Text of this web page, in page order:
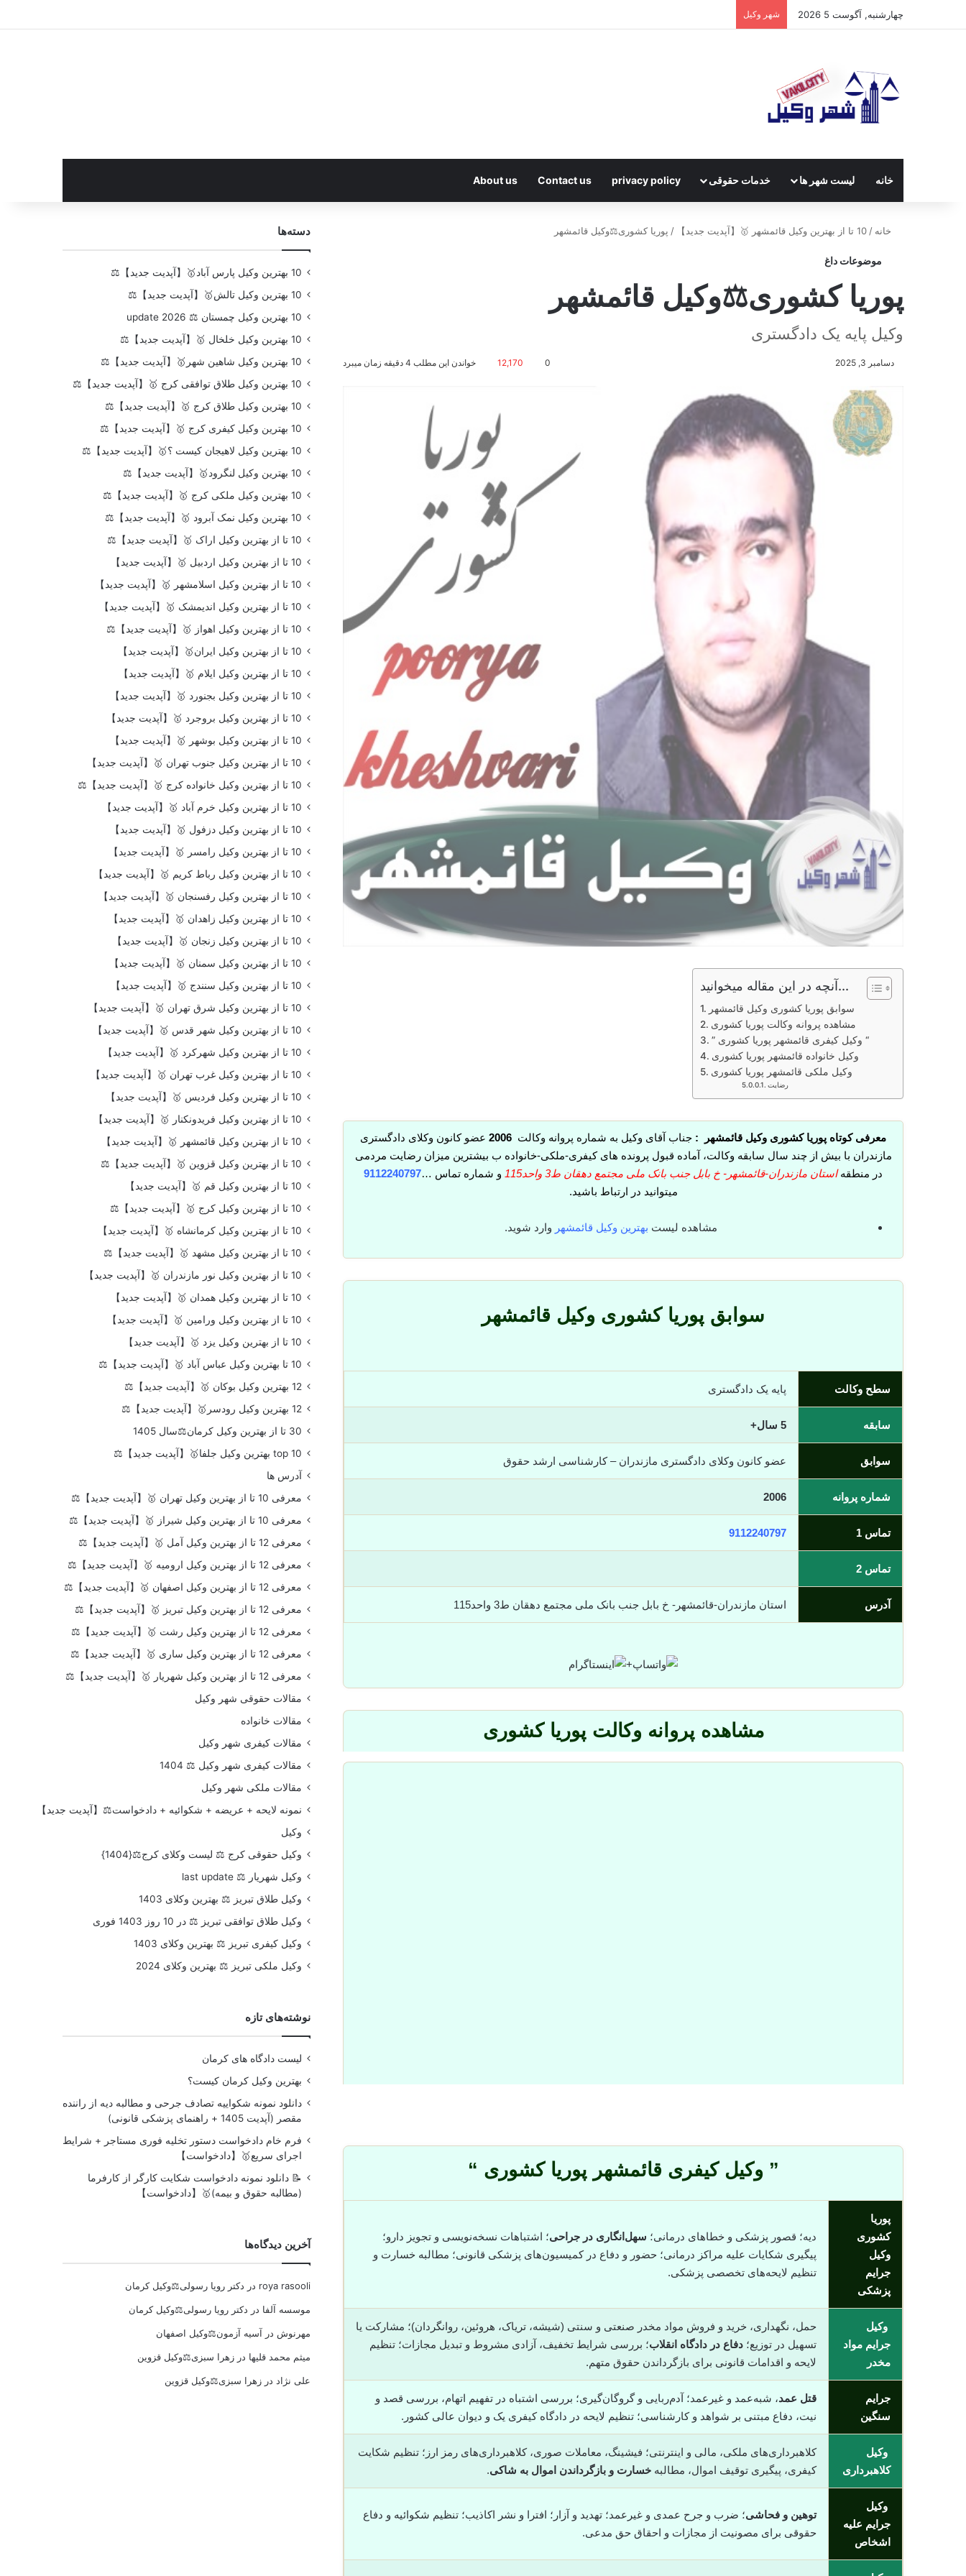
چهارشنبه, آگوست 5 2026 شهر وکیل
خانه لیست شهر ها خدمات حقوقی privacy policy
Contact us
About us
خانه / 10 تا از بهترین وکیل قائمشهر 🥇【آپدیت جدید】 / پوریا کشوری⚖️وکیل قائمشهر
موضوعات داغ
پوریا کشوری⚖️وکیل قائمشهر
وکیل پایه یک دادگستری
دسامبر 3, 2025 0
12,170 خواندن این مطلب 4 دقیقه زمان میبرد
آنچه در این مقاله میخوانید...
سوابق پوریا کشوری وکیل قائمشهر
مشاهده پروانه وکالت پوریا کشوری
” وکیل کیفری قائمشهر پوریا کشوری “
وکیل خانواده قائمشهر پوریا کشوری
وکیل ملکی قائمشهر پوریا کشوری
رضایت
معرفی کوتاه پوریا کشوری وکیل قائمشهر : جناب آقای وکیل به شماره پروانه وکالت 2006 عضو کانون وکلای دادگستری
مازندران با بیش از چند سال سابقه وکالت، آماده قبول پرونده های کیفری-ملکی-خانواده ب بیشترین میزان رضایت مردمی
در منطقهاستان مازندران-قائمشهر- خ بابل جنب بانک ملی مجتمع دهقان ط3 واحد115 و شماره تماس …9112240797
میتوانید در ارتباط باشید.
مشاهده لیست بهترین وکیل قائمشهر وارد شوید.
سوابق پوریا کشوری وکیل قائمشهر
سطح وکالت پایه یک دادگستری
سابقه 5 سال+
سوابق عضو کانون وکلای دادگستری مازندران – کارشناسی ارشد حقوق
شماره پروانه 2006
تماس 1 9112240797
تماس 2
آدرس استان مازندران-قائمشهر- خ بابل جنب بانک ملی مجتمع دهقان ط3 واحد115
+
مشاهده پروانه وکالت پوریا کشوری
” وکیل کیفری قائمشهر پوریا کشوری “
پوریا
کشوری
وکیل
جرایم
پزشکی
دیه؛ قصور پزشکی و خطاهای درمانی؛ سهل‌انگاری در جراحی؛ اشتباهات نسخه‌نویسی و تجویز دارو؛
پیگیری شکایات علیه مراکز درمانی؛ حضور و دفاع در کمیسیون‌های پزشکی قانونی؛ مطالبه خسارت و
تنظیم لایحه‌های تخصصی پزشکی.
وکیل
جرایم مواد
مخدر
حمل، نگهداری، خرید و فروش مواد مخدر صنعتی و سنتی (شیشه، تریاک، هروئین، روانگردان)؛ مشارکت یا
تسهیل در توزیع؛ دفاع در دادگاه انقلاب؛ بررسی شرایط تخفیف، آزادی مشروط و تبدیل مجازات؛ تنظیم
لایحه و اقدامات قانونی برای بازگرداندن حقوق متهم.
جرایم
سنگین
قتل عمد، شبه‌عمد و غیرعمد؛ آدم‌ربایی و گروگان‌گیری؛ بررسی اشتباه در تفهیم اتهام، بررسی قصد و
نیت، دفاع مبتنی بر شواهد و کارشناسی؛ تنظیم لایحه در دادگاه کیفری یک و دیوان عالی کشور.
وکیل
کلاهبرداری
کلاهبرداری‌های ملکی، مالی و اینترنتی؛ فیشینگ، معاملات صوری، کلاهبرداری‌های رمز ارز؛ تنظیم شکایت
کیفری، پیگیری توقیف اموال، مطالبه خسارت و بازگرداندن اموال به شاکی.
وکیل
جرایم علیه
اشخاص
توهین و فحاشی؛ ضرب و جرح عمدی و غیرعمد؛ تهدید و آزار؛ افترا و نشر اکاذیب؛ تنظیم شکوائیه و دفاع
حقوقی برای مصونیت از مجازات و احقاق حق مدعی.
دسته‌ها
10 بهترین وکیل پارس آباد🥇【آپدیت جدید】⚖️
10 بهترین وکیل تالش🥇【آپدیت جدید】⚖️
10 بهترین وکیل چمستان ⚖️ update 2026
10 بهترین وکیل خلخال 🥇【آپدیت جدید】⚖️
10 بهترین وکیل شاهین شهر🥇【آپدیت جدید】⚖️
10 بهترین وکیل طلاق توافقی کرج 🥇【آپدیت جدید】⚖️
10 بهترین وکیل طلاق کرج 🥇【آپدیت جدید】⚖️
10 بهترین وکیل کیفری کرج 🥇【آپدیت جدید】⚖️
10 بهترین وکیل لاهیجان کیست ؟🥇【آپدیت جدید】⚖️
10 بهترین وکیل لنگرود🥇【آپدیت جدید】⚖️
10 بهترین وکیل ملکی کرج 🥇【آپدیت جدید】⚖️
10 بهترین وکیل نمک آبرود 🥇【آپدیت جدید】⚖️
10 تا از بهترین وکیل اراک 🥇【آپدیت جدید】⚖️
10 تا از بهترین وکیل اردبیل 🥇【آپدیت جدید】
10 تا از بهترین وکیل اسلامشهر 🥇【آپدیت جدید】
10 تا از بهترین وکیل اندیمشک 🥇【آپدیت جدید】
10 تا از بهترین وکیل اهواز 🥇【آپدیت جدید】⚖️
10 تا از بهترین وکیل ایران🥇【آپدیت جدید】
10 تا از بهترین وکیل ایلام 🥇【آپدیت جدید】
10 تا از بهترین وکیل بجنورد 🥇【آپدیت جدید】
10 تا از بهترین وکیل بروجرد 🥇【آپدیت جدید】
10 تا از بهترین وکیل بوشهر 🥇【آپدیت جدید】
10 تا از بهترین وکیل جنوب تهران 🥇【آپدیت جدید】
10 تا از بهترین وکیل خانواده کرج 🥇【آپدیت جدید】⚖️
10 تا از بهترین وکیل خرم آباد 🥇【آپدیت جدید】
10 تا از بهترین وکیل دزفول 🥇【آپدیت جدید】
10 تا از بهترین وکیل رامسر 🥇【آپدیت جدید】
10 تا از بهترین وکیل رباط کریم 🥇【آپدیت جدید】
10 تا از بهترین وکیل رفسنجان 🥇【آپدیت جدید】
10 تا از بهترین وکیل زاهدان 🥇【آپدیت جدید】
10 تا از بهترین وکیل زنجان 🥇【آپدیت جدید】
10 تا از بهترین وکیل سمنان 🥇【آپدیت جدید】
10 تا از بهترین وکیل سنندج 🥇【آپدیت جدید】
10 تا از بهترین وکیل شرق تهران 🥇【آپدیت جدید】
10 تا از بهترین وکیل شهر قدس 🥇【آپدیت جدید】
10 تا از بهترین وکیل شهرکرد 🥇【آپدیت جدید】
10 تا از بهترین وکیل غرب تهران 🥇【آپدیت جدید】
10 تا از بهترین وکیل فردیس 🥇【آپدیت جدید】
10 تا از بهترین وکیل فریدونکنار 🥇【آپدیت جدید】
10 تا از بهترین وکیل قائمشهر 🥇【آپدیت جدید】
10 تا از بهترین وکیل قزوین 🥇【آپدیت جدید】⚖️
10 تا از بهترین وکیل قم 🥇【آپدیت جدید】
10 تا از بهترین وکیل کرج 🥇【آپدیت جدید】⚖️
10 تا از بهترین وکیل کرمانشاه 🥇【آپدیت جدید】
10 تا از بهترین وکیل مشهد 🥇【آپدیت جدید】⚖️
10 تا از بهترین وکیل نور مازندران 🥇【آپدیت جدید】
10 تا از بهترین وکیل همدان 🥇【آپدیت جدید】
10 تا از بهترین وکیل ورامین 🥇【آپدیت جدید】
10 تا از بهترین وکیل یزد 🥇【آپدیت جدید】
10 تا بهترین وکیل عباس آباد 🥇【آپدیت جدید】⚖️
12 بهترین وکیل بوکان 🥇【آپدیت جدید】⚖️
12 بهترین وکیل رودسر🥇【آپدیت جدید】⚖️
30 تا از بهترین وکیل کرمان⚖️سال 1405
top 10 بهترین وکیل جلفا🥇【آپدیت جدید】⚖️
آدرس ها
معرفی 10 تا از بهترین وکیل تهران 🥇【آپدیت جدید】⚖️
معرفی 10 تا از بهترین وکیل شیراز 🥇【آپدیت جدید】⚖️
معرفی 12 تا از بهترین وکیل آمل 🥇【آپدیت جدید】⚖️
معرفی 12 تا از بهترین وکیل ارومیه 🥇【آپدیت جدید】⚖️
معرفی 12 تا از بهترین وکیل اصفهان 🥇【آپدیت جدید】⚖️
معرفی 12 تا از بهترین وکیل تبریز 🥇【آپدیت جدید】⚖️
معرفی 12 تا از بهترین وکیل رشت 🥇【آپدیت جدید】⚖️
معرفی 12 تا از بهترین وکیل ساری 🥇【آپدیت جدید】⚖️
معرفی 12 تا از بهترین وکیل شهریار 🥇【آپدیت جدید】⚖️
مقالات حقوقی شهر وکیل
مقالات خانواده
مقالات کیفری شهر وکیل
مقالات کیفری شهر وکیل ⚖️ 1404
مقالات ملکی شهر وکیل
نمونه لایحه + عریضه + شکوائیه + دادخواست⚖️【آپدیت جدید】
وکیل
وکیل حقوقی کرج ⚖️ لیست وکلای کرج⚖️{1404}
وکیل شهریار ⚖️ last update
وکیل طلاق تبریز ⚖️ بهترین وکلای 1403
وکیل طلاق توافقی تبریز ⚖️ در 10 روز 1403 فوری
وکیل کیفری تبریز ⚖️ بهترین وکلای 1403
وکیل ملکی تبریز ⚖️ بهترین وکلای 2024
نوشته‌های تازه
لیست دادگاه های کرمان
بهترین وکیل کرمان کیست؟
دانلود نمونه شکواییه تصادف جرحی و مطالبه دیه از راننده
مقصر (آپدیت 1405 + راهنمای پزشکی قانونی)
فرم خام دادخواست دستور تخلیه فوری مستاجر + شرایط
اجرای سریع🥇【دادخواست】
📝 دانلود نمونه دادخواست شکایت کارگر از کارفرما
(مطالبه حقوق و بیمه)🥇【دادخواست】
آخرین دیدگاه‌ها
roya rasooli در دکتر رویا رسولی⚖️وکیل کرمان
موسسه آلفا در دکتر رویا رسولی⚖️وکیل کرمان
مهرنوش در آسیه آزمون⚖️وکیل اصفهان
میثم محمد قلیها درزهرا سبزی⚖️وکیل قزوین
علی نژاد درزهرا سبزی⚖️وکیل قزوین